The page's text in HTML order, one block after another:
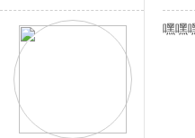
嘿嘿